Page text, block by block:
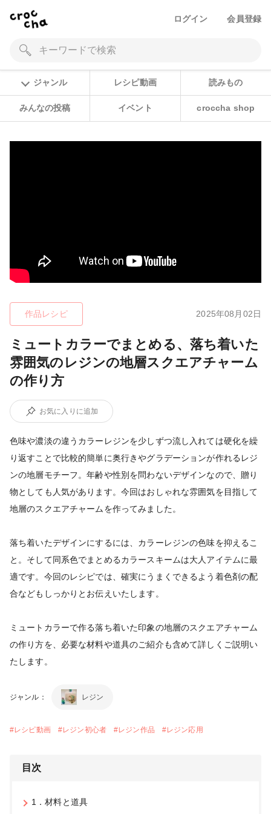
ログイン 会員登録
ジャンル レシピ動画 読みもの
みんなの投稿 イベント croccha shop
作品レシピ 2025年08月02日
ミュートカラーでまとめる、落ち着いた
雰囲気のレジンの地層スクエアチャーム
の作り方
お気に入りに追加
色味や濃淡の違うカラーレジンを少しずつ流し入れては硬化を繰
り返すことで比較的簡単に奥行きやグラデーションが作れるレジ
ンの地層モチーフ。年齢や性別を問わないデザインなので、贈り
物としても人気があります。今回はおしゃれな雰囲気を目指して
地層のスクエアチャームを作ってみました。
落ち着いたデザインにするには、カラーレジンの色味を抑えるこ
と。そして同系色でまとめるカラースキームは大人アイテムに最
適です。今回のレシピでは、確実にうまくできるよう着色剤の配
合などもしっかりとお伝えいたします。
ミュートカラーで作る落ち着いた印象の地層のスクエアチャーム
の作り方を、必要な材料や道具のご紹介も含めて詳しくご説明い
たします。
ジャンル： レジン
#レシピ動画 #レジン初心者 #レジン作品 #レジン応用
目次
1．材料と道具